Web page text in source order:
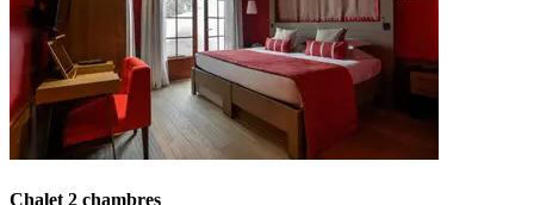
Chalet 2 chambres